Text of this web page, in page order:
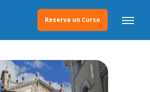
Reserva un Curso